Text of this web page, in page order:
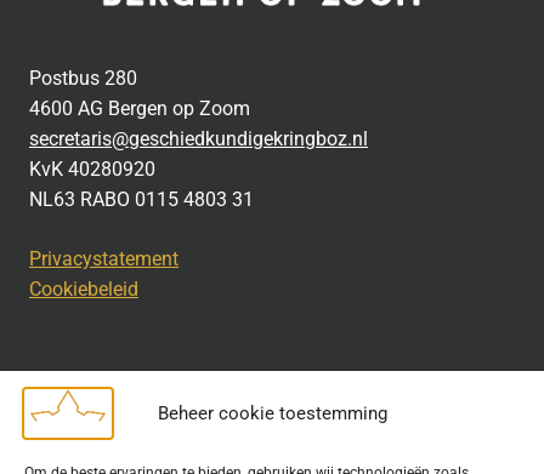
Beheer cookie toestemming
Postbus 280
4600 AG Bergen op Zoom
secretaris@geschiedkundigekringboz.nl
KvK 40280920
NL63 RABO 0115 4803 31
Privacystatement
Cookiebeleid